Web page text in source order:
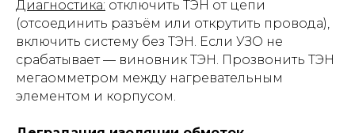
Диагностика: отключить ТЭН от цепи
(отсоединить разъём или открутить провода),
включить систему без ТЭН. Если УЗО не
срабатывает — виновник ТЭН. Прозвонить ТЭН
мегаомметром между нагревательным
элементом и корпусом.